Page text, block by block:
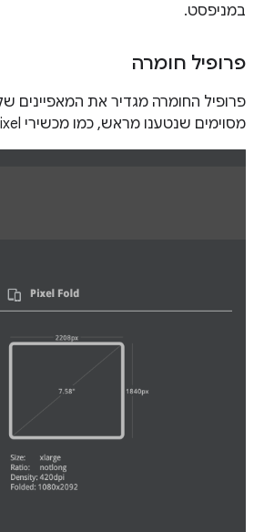
במניפסט.
פרופיל חומרה
פרופיל החומרה מגדיר את המאפיינים
מסוימים שנטענו מראש, כמו מכשירי Pixel, ואפשר להגדיר או להתאים אישית את פרופילי החומרה לפי הצורך.